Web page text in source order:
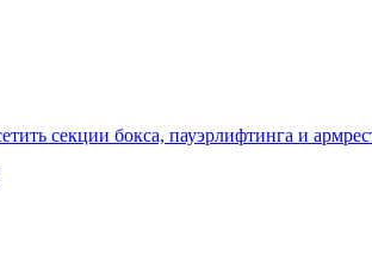
секции бокса, пауэрлифтинга и